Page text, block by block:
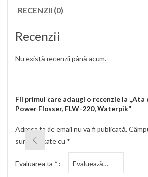
RECENZII (0)
Recenzii
Nu există recenzii până acum.
Fii primul care adaugi o recenzie la
Power Flosser, FLW-220, Waterpik”
Adresa ta de email nu va fi publicată.
sunt marcate cu *
Evaluarea ta *